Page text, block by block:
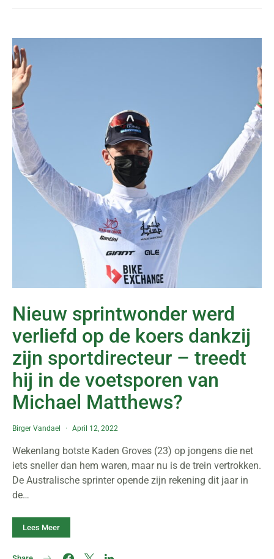
Nieuw sprintwonder werd
verliefd op de koers dankzij
zijn sportdirecteur – treedt
hij in de voetsporen van
Michael Matthews?
Birger Vandael April 12, 2022
Wekenlang botste Kaden Groves (23) op jongens die net
iets sneller dan hem waren, maar nu is de trein vertrokken.
De Australische sprinter opende zijn rekening dit jaar in
de…
Lees Meer